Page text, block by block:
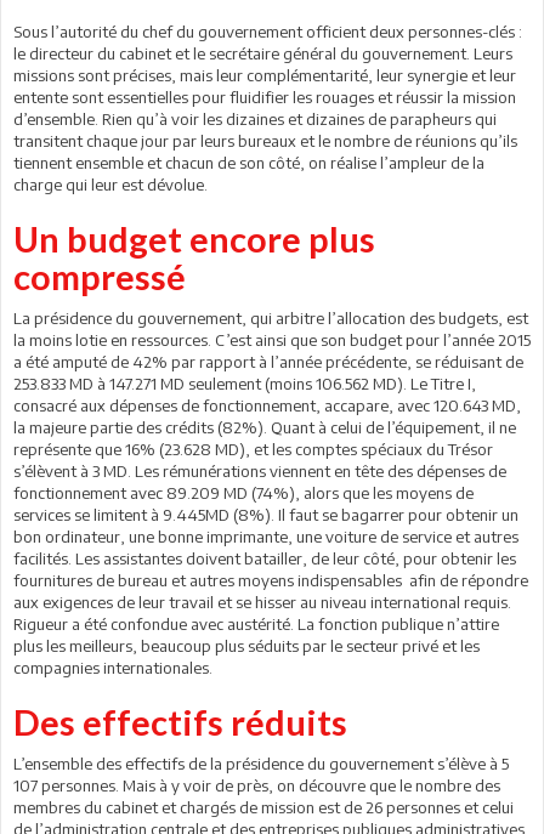
Sous l’autorité du chef du gouvernement officient deux personnes-clés :
le directeur du cabinet et le secrétaire général du gouvernement. Leurs
missions sont précises, mais leur complémentarité, leur synergie et leur
entente sont essentielles pour fluidifier les rouages et réussir la mission
d’ensemble. Rien qu’à voir les dizaines et dizaines de parapheurs qui
transitent chaque jour par leurs bureaux et le nombre de réunions qu’ils
tiennent ensemble et chacun de son côté, on réalise l’ampleur de la
charge qui leur est dévolue.
Un budget encore plus
compressé
La présidence du gouvernement, qui arbitre l’allocation des budgets, est
la moins lotie en ressources. C’est ainsi que son budget pour l’année 2015
a été amputé de 42% par rapport à l’année précédente, se réduisant de
253.833 MD à 147.271 MD seulement (moins 106.562 MD). Le Titre I,
consacré aux dépenses de fonctionnement, accapare, avec 120.643 MD,
la majeure partie des crédits (82%). Quant à celui de l’équipement, il ne
représente que 16% (23.628 MD), et les comptes spéciaux du Trésor
s’élèvent à 3 MD. Les rémunérations viennent en tête des dépenses de
fonctionnement avec 89.209 MD (74%), alors que les moyens de
services se limitent à 9.445MD (8%). Il faut se bagarrer pour obtenir un
bon ordinateur, une bonne imprimante, une voiture de service et autres
facilités. Les assistantes doivent batailler, de leur côté, pour obtenir les
fournitures de bureau et autres moyens indispensables afin de répondre
aux exigences de leur travail et se hisser au niveau international requis.
Rigueur a été confondue avec austérité. La fonction publique n’attire
plus les meilleurs, beaucoup plus séduits par le secteur privé et les
compagnies internationales.
Des effectifs réduits
L’ensemble des effectifs de la présidence du gouvernement s’élève à 5
107 personnes. Mais à y voir de près, on découvre que le nombre des
membres du cabinet et chargés de mission est de 26 personnes et celui
de l’administration centrale et des entreprises publiques administratives